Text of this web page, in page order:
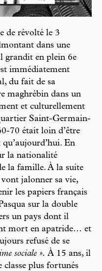
de révolté le 3
dans une
grandit en plein 6e
immédiatement
du fait de sa
maghrébin dans un
et culturellement
Saint-Germain-
70 était loin d’être
En
la nationalité
la famille. À la suite
jalonner sa vie,
les papiers français
sur la double
un pays dont il
mort en apatride… et
refusé de se
sociale ». À 15 ans, il
classe plus fortunés